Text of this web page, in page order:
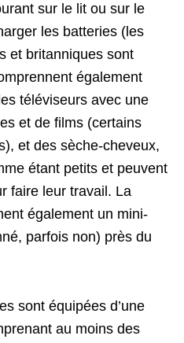
sur le lit ou sur le
les batteries (les
et britanniques sont
également
téléviseurs avec une
et de films (certains
et des sèche-cheveux,
étant petits et peuvent
faire leur travail. La
également un mini-
parfois non) près du
sont équipées d’une
au moins des